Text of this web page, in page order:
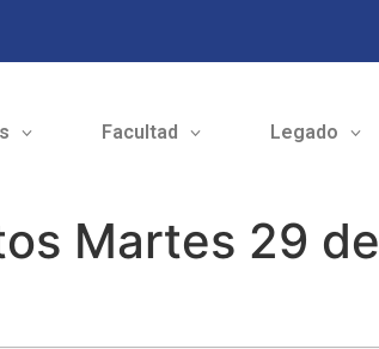
Facultad Legado
Martes 29 de